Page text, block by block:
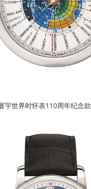
宇世界时怀表110周年纪念款